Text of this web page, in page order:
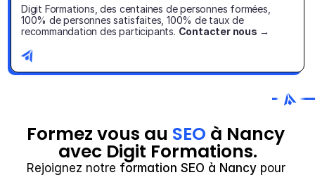
Digit Formations, des centaines de personnes formées,
100% de personnes satisfaites, 100% de taux de
recommandation des participants. Contacter nous →
Formez vous au SEO à Nancy
avec Digit Formations.
Rejoignez notre formation SEO à Nancy pour